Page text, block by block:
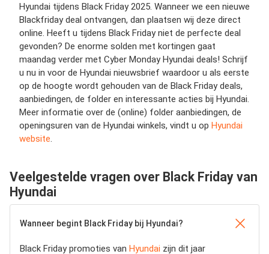
Hyundai tijdens Black Friday 2025. Wanneer we een nieuwe
Blackfriday deal ontvangen, dan plaatsen wij deze direct
online. Heeft u tijdens Black Friday niet de perfecte deal
gevonden? De enorme solden met kortingen gaat
maandag verder met Cyber Monday Hyundai deals! Schrijf
u nu in voor de Hyundai nieuwsbrief waardoor u als eerste
op de hoogte wordt gehouden van de Black Friday deals,
aanbiedingen, de folder en interessante acties bij Hyundai.
Meer informatie over de (online) folder aanbiedingen, de
openingsuren van de Hyundai winkels, vindt u op Hyundai
website.
Veelgestelde vragen over Black Friday van
Hyundai
Wanneer begint Black Friday bij Hyundai?
Black Friday promoties van Hyundai zijn dit jaar